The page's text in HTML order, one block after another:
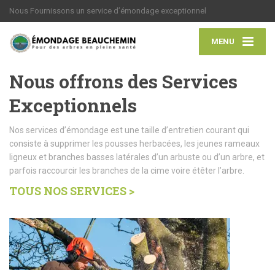
Nous Fournissons un service d’émondage exceptionnel
MENU
Nous offrons des Services
Exceptionnels
Nos services d’émondage est une taille d’entretien courant qui
consiste à supprimer les pousses herbacées, les jeunes rameaux
ligneux et branches basses latérales d’un arbuste ou d’un arbre, et
parfois raccourcir les branches de la cime voire étêter l’arbre.
TOUS NOS SERVICES >